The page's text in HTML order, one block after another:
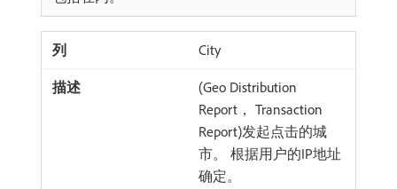
City
(Geo Distribution
Report， Transaction
Report)发起点击的城
市。 根据用户的IP地址
确定。